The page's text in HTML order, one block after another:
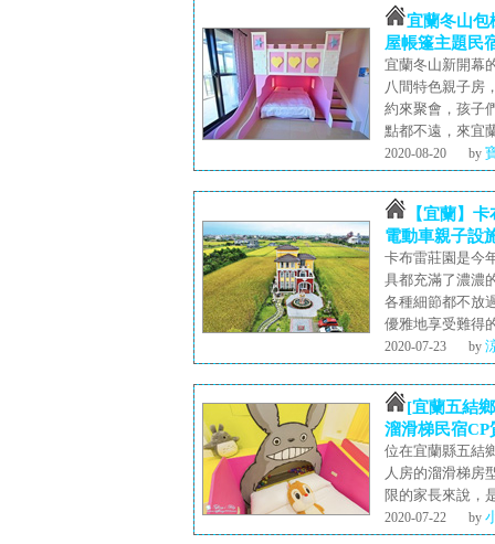
宜蘭冬山包
屋帳篷主題民
宜蘭冬山新開幕
八間特色親子房
約來聚會，孩子
點都不遠，來宜
2020-08-20
by
【宜蘭】
電動車親子設
卡布雷莊園是今
具都充滿了濃濃
各種細節都不放
優雅地享受難得
2020-07-23
by
[宜蘭五結
溜滑梯民宿CP
位在宜蘭縣五結
人房的溜滑梯房
限的家長來說，
2020-07-22
by